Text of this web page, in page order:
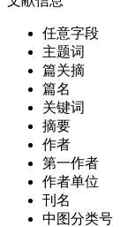
任意字段
主题词
篇关摘
篇名
关键词
摘要
作者
第一作者
作者单位
刊名
中图分类号